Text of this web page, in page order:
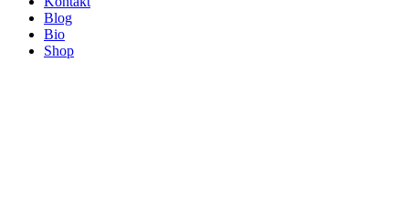
Blog
Bio
Shop